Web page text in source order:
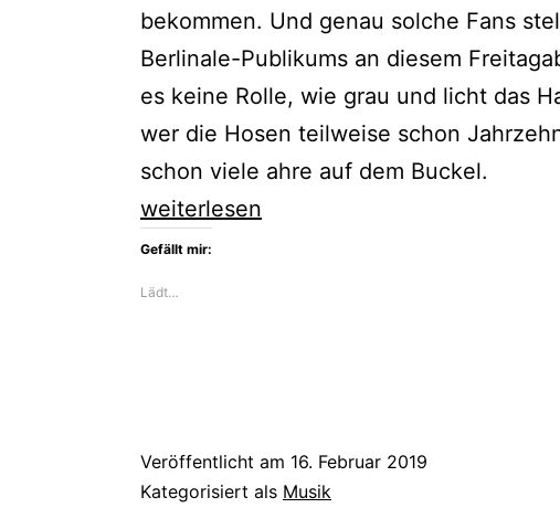
bekommen. Und genau solche Fans
Berlinale-Publikums an diesem
es keine Rolle, wie grau und licht das
wer die Hosen teilweise schon
schon viele ahre auf dem Buckel.
Die
Berlinale
feiert
weiterlesen
Gefällt mir:
Lädt…
Veröffentlicht am 16. Februar 2019
Kategorisiert als Musik